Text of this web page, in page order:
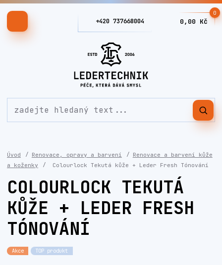
+420 737668004
0
0,00 Kč
Úvod Renovace, opravy a barvení
Renovace a barvení kůže
a koženky
Colourlock Tekutá kůže + Leder Fresh Tónování
COLOURLOCK TEKUTÁ
KŮŽE + LEDER FRESH
TÓNOVÁNÍ
Akce TOP produkt